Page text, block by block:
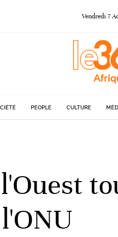
Vendredi 7
PEOPLE CULTURE